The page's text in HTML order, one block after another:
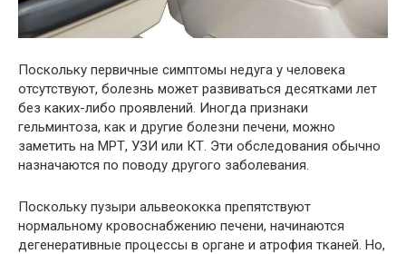
Поскольку первичные симптомы недуга у человека
отсутствуют, болезнь может развиваться десятками лет
без каких-либо проявлений. Иногда признаки
гельминтоза, как и другие болезни печени, можно
заметить на МРТ, УЗИ или КТ. Эти обследования обычно
назначаются по поводу другого заболевания.
Поскольку пузыри альвеококка препятствуют
нормальному кровоснабжению печени, начинаются
дегенеративные процессы в органе и атрофия тканей. Но,